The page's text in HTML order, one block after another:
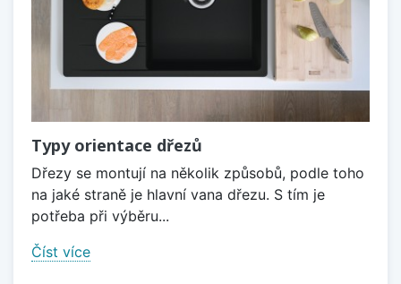
Typy orientace dřezů
Dřezy se montují na několik způsobů, podle toho
na jaké straně je hlavní vana dřezu. S tím je
potřeba při výběru...
Číst více